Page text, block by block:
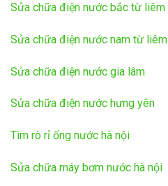
Sửa chữa điện nước bắc từ liêm
Sửa chữa điện nước nam từ liêm
Sửa chữa điện nước gia lâm
Sửa chữa điện nước hưng yên
Tìm rò rỉ ống nước hà nội
Sửa chữa máy bơm nước hà nội